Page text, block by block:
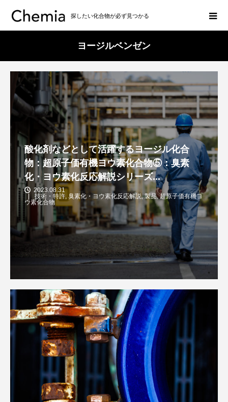
探したい化合物が必ず見つかる
ヨージルベンゼン
酸化剤などとして活躍するヨージル化合
物：超原子価有機ヨウ素化合物⑤：臭素
化・ヨウ素化反応解説シリーズ...
2023.08.31
技術・特許, 臭素化・ヨウ素化反応解説,製品,超原子価有機ヨ
ウ素化合物